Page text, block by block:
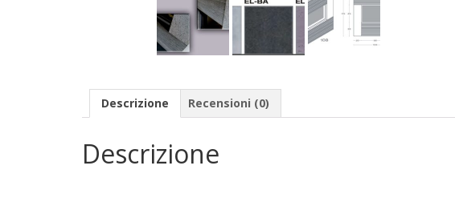
Descrizione Recensioni (0)
Descrizione